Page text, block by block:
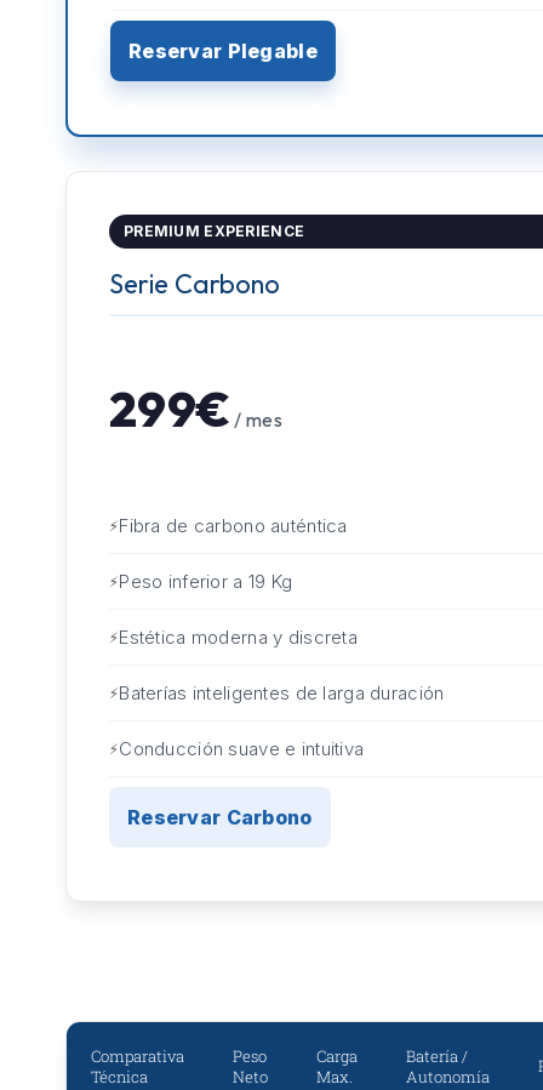
Reservar Plegable
PREMIUM EXPERIENCE
Serie Carbono
299€ / mes
Fibra de carbono auténtica
Peso inferior a 19 Kg
Estética moderna y discreta
Baterías inteligentes de larga duración
Conducción suave e intuitiva
Reservar Carbono
Comparativa
Técnica
Peso
Neto
Carga
Max.
Batería /
Autonomía